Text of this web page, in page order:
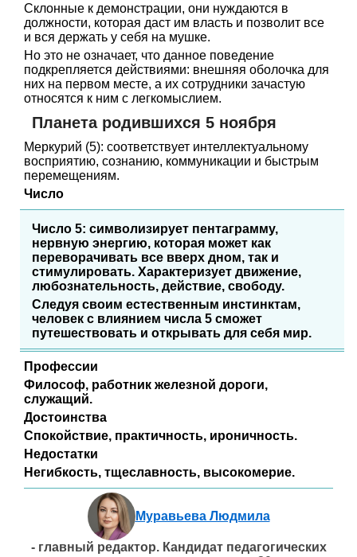
Склонные к демонстрации, они нуждаются в
должности, которая даст им власть и позволит все
и вся держать у себя на мушке.
Но это не означает, что данное поведение
подкрепляется действиями: внешняя оболочка для
них на первом месте, а их сотрудники зачастую
относятся к ним с легкомыслием.
Планета родившихся 5 ноября
Меркурий (5): соответствует интеллектуальному
восприятию, сознанию, коммуникации и быстрым
перемещениям.
Число
Число 5: символизирует пентаграмму,
нервную энергию, которая может как
переворачивать все вверх дном, так и
стимулировать. Характеризует движение,
любознательность, действие, свободу.
Следуя своим естественным инстинктам,
человек с влиянием числа 5 сможет
путешествовать и открывать для себя мир.
Профессии
Философ, работник железной дороги,
служащий.
Достоинства
Спокойствие, практичность, ироничность.
Недостатки
Негибкость, тщеславность, высокомерие.
Муравьева Людмила
- главный редактор. Кандидат педагогических